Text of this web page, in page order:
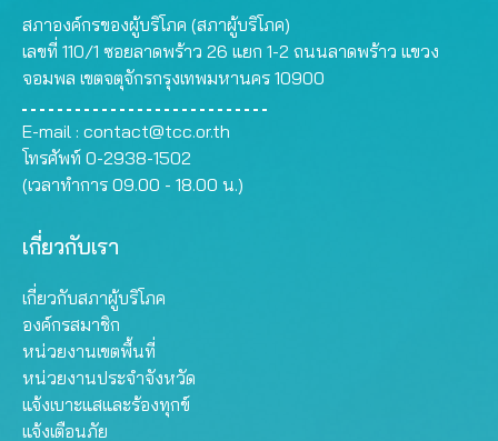
สภาองค์กรของผู้บริโภค (สภาผู้บริโภค)
เลขที่ 110/1 ซอยลาดพร้าว 26 แยก 1-2 ถนนลาดพร้าว แขวง
จอมพล เขตจตุจักรกรุงเทพมหานคร 10900
E-mail : contact@tcc.or.th
โทรศัพท์ 0-2938-1502
(เวลาทำการ 09.00 - 18.00 น.)
เกี่ยวกับเรา
เกี่ยวกับสภาผู้บริโภค
องค์กรสมาชิก
หน่วยงานเขตพื้นที่
หน่วยงานประจำจังหวัด
แจ้งเบาะแสและร้องทุกข์
แจ้งเตือนภัย